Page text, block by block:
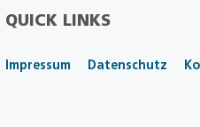
QUICK LINKS
Impressum Datenschutz